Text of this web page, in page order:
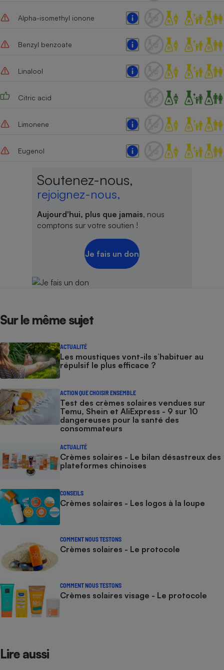
Alpha-isomethyl ionone
Benzyl benzoate
Linalool
Citric acid
Limonene
Eugenol
Soutenez-nous,
rejoignez-nous,
Aujourd'hui, plus que jamais, nous
comptons sur votre soutien !
Je fais un don
Sur le même sujet
ACTUALITÉ
Les moustiques vont-ils s’habituer au
répulsif le plus efficace ?
ACTION QUE CHOISIR ENSEMBLE
Test des crèmes solaires vendues sur
Temu, Shein et AliExpress - 9 sur 10
dangereuses pour la santé des
consommateurs
ACTUALITÉ
Crèmes solaires - Le bilan désastreux des
plateformes chinoises
CONSEILS
Crèmes solaires - Les logos à la loupe
COMMENT NOUS TESTONS
Crèmes solaires - Le protocole
COMMENT NOUS TESTONS
Crèmes solaires visage - Le protocole
Lire aussi